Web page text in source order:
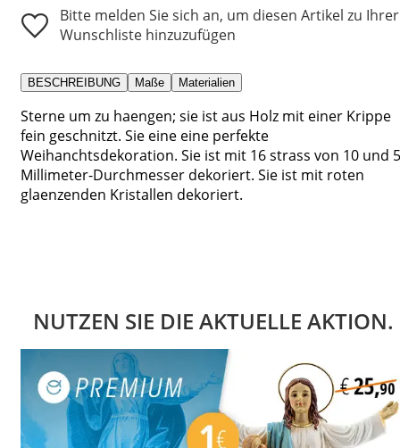
Bitte melden Sie sich an, um diesen Artikel zu Ihrer
Wunschliste hinzuzufügen
BESCHREIBUNG Maße Materialien
Sterne um zu haengen; sie ist aus Holz mit einer Krippe
fein geschnitzt. Sie eine eine perfekte
Weihanchtsdekoration. Sie ist mit 16 strass von 10 und 5
Millimeter-Durchmesser dekoriert. Sie ist mit roten
glaenzenden Kristallen dekoriert.
NUTZEN SIE DIE AKTUELLE AKTION.